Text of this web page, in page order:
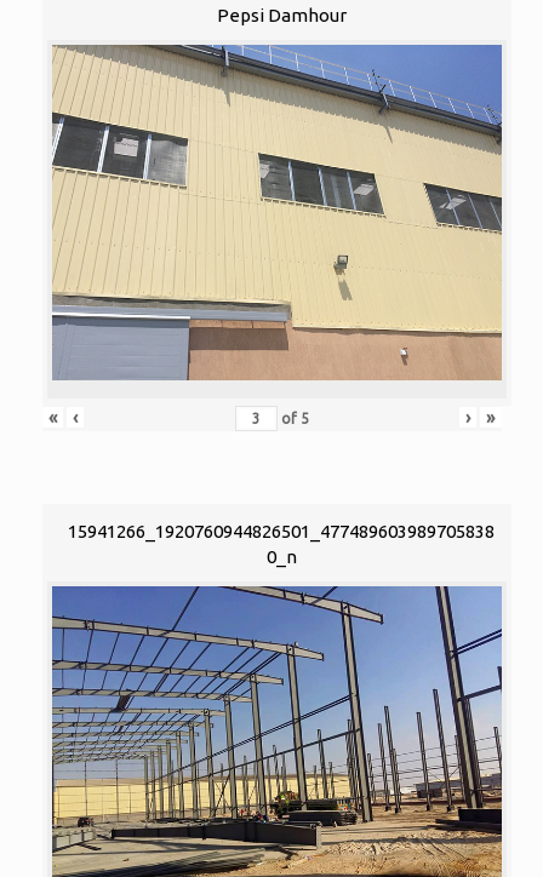
Pepsi Damhour
« ‹ of 5 › »
15941266_1920760944826501_477489603989705838
0_n